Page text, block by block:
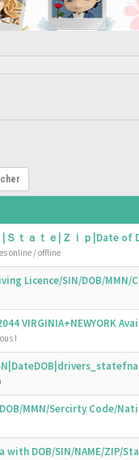
Ｓｔａｔｅ|Ｚｉｐ|Date of
online / offline
Licence/SIN/DOB/
VIRGINIA+NEWYORK
!
MMN/Sercirty Code/
with DOB/SIN/NAME/ZIP/